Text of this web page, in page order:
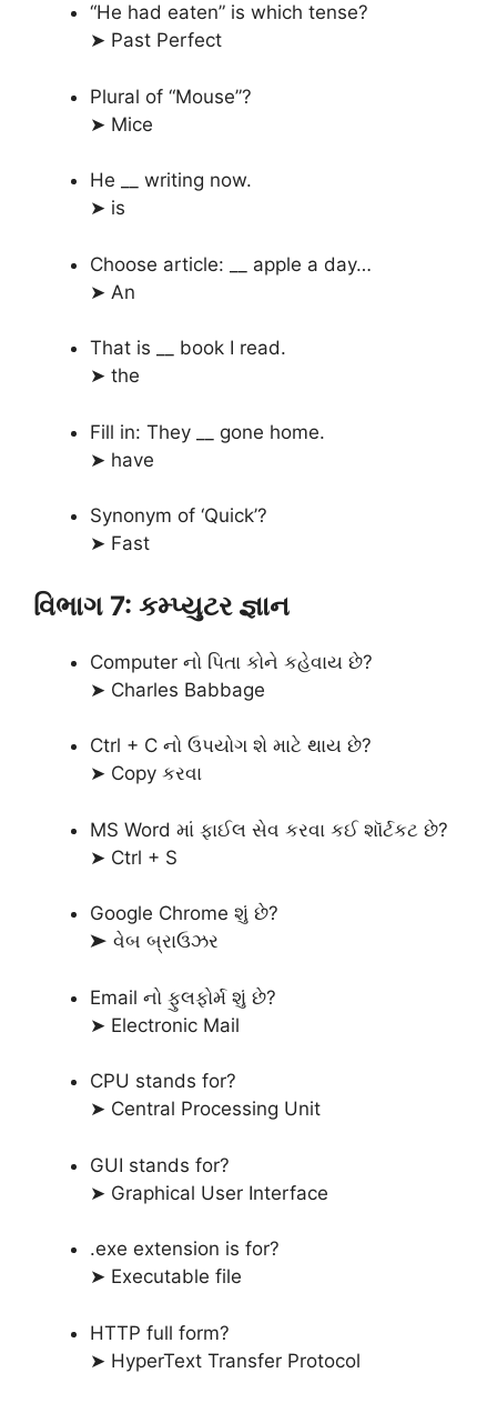
“He had eaten” is which tense?
➤ Past Perfect
Plural of “Mouse”?
➤ Mice
He __ writing now.
➤ is
Choose article: __ apple a day…
➤ An
That is __ book I read.
➤ the
Fill in: They __ gone home.
➤ have
Synonym of ‘Quick’?
➤ Fast
વિભાગ 7: કમ્પ્યુટર જ્ઞાન
Computer નો પિતા કોને કહેવાય છે?
➤ Charles Babbage
Ctrl + C નો ઉપયોગ શે માટે થાય છે?
➤ Copy કરવા
MS Word માં ફાઈલ સેવ કરવા કઈ શૉર્ટકટ છે?
➤ Ctrl + S
Google Chrome શું છે?
➤ વેબ બ્રાઉઝર
Email નો ફુલફોર્મ શું છે?
➤ Electronic Mail
CPU stands for?
➤ Central Processing Unit
GUI stands for?
➤ Graphical User Interface
.exe extension is for?
➤ Executable file
HTTP full form?
➤ HyperText Transfer Protocol